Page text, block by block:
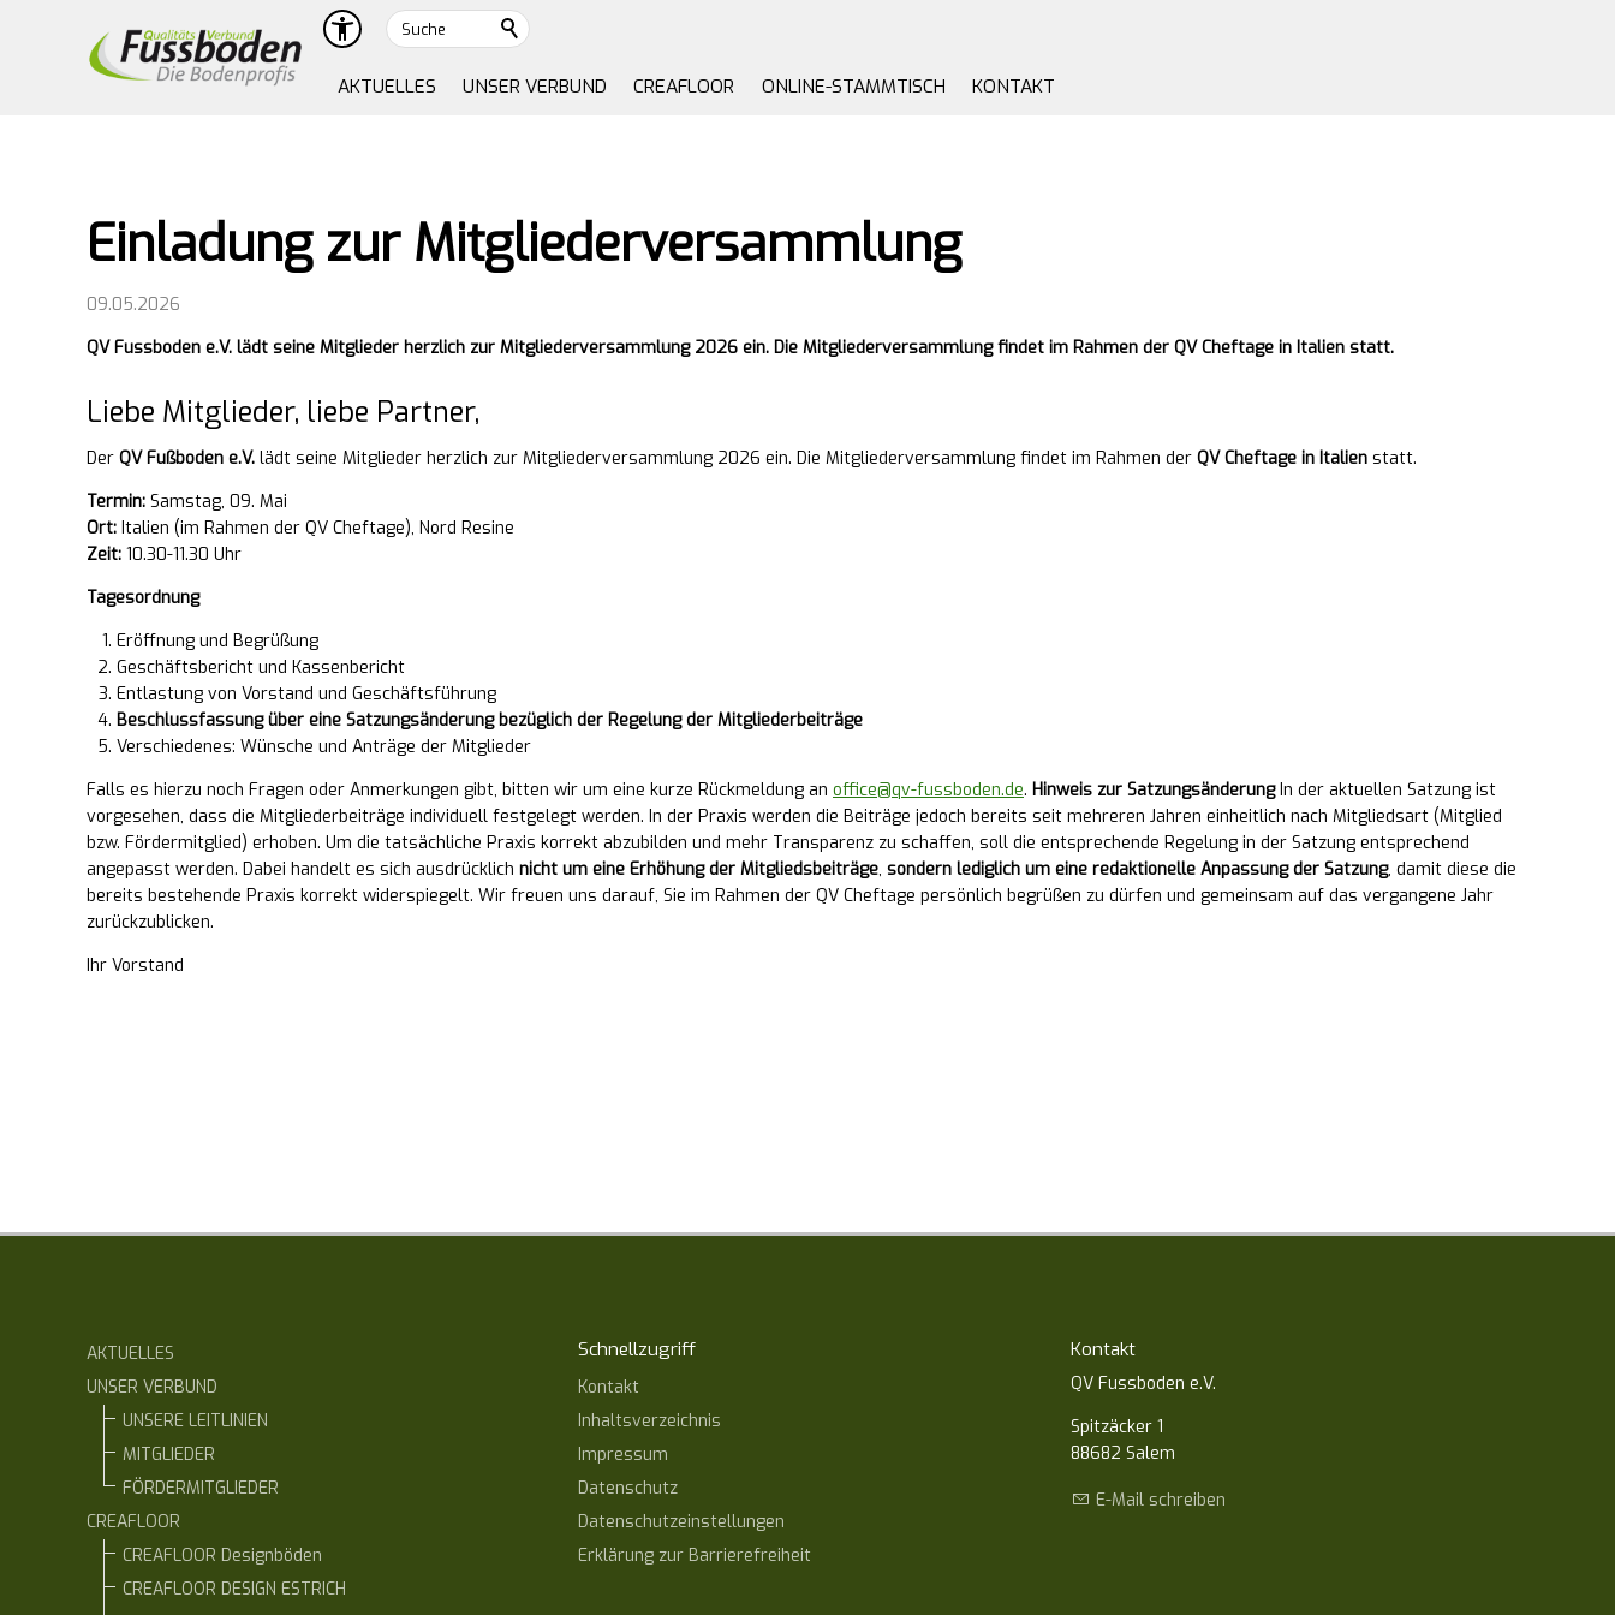
Suche
AKTUELLES UNSER VERBUND CREAFLOOR ONLINE-STAMMTISCH KONTAKT
Einladung zur Mitgliederversammlung
09.05.2026
QV Fussboden e.V. lädt seine Mitglieder herzlich zur Mitgliederversammlung 2026 ein. Die Mitgliederversammlung findet im Rahmen der QV Cheftage in Italien statt.
Liebe Mitglieder, liebe Partner,
Der QV Fußboden e.V. lädt seine Mitglieder herzlich zur Mitgliederversammlung 2026 ein. Die Mitgliederversammlung findet im Rahmen der QV Cheftage in Italien statt.
Termin: Samstag, 09. Mai
Ort: Italien (im Rahmen der QV Cheftage), Nord Resine
Zeit: 10.30-11.30 Uhr
Tagesordnung
Eröffnung und Begrüßung
Geschäftsbericht und Kassenbericht
Entlastung von Vorstand und Geschäftsführung
Beschlussfassung über eine Satzungsänderung bezüglich der Regelung der Mitgliederbeiträge
Verschiedenes: Wünsche und Anträge der Mitglieder
Falls es hierzu noch Fragen oder Anmerkungen gibt, bitten wir um eine kurze Rückmeldung an office@qv-fussboden.de. Hinweis zur SatzungsänderungIn der aktuellen Satzung ist
vorgesehen, dass die Mitgliederbeiträge individuell festgelegt werden. In der Praxis werden die Beiträge jedoch bereits seit mehreren Jahren einheitlich nach Mitgliedsart (Mitglied
bzw. Fördermitglied) erhoben. Um die tatsächliche Praxis korrekt abzubilden und mehr Transparenz zu schaffen, soll die entsprechende Regelung in der Satzung entsprechend
angepasst werden. Dabei handelt es sich ausdrücklich nicht um eine Erhöhung der Mitgliedsbeiträge, sondern lediglich um eine redaktionelle Anpassung der Satzung, damit diese die
bereits bestehende Praxis korrekt widerspiegelt. Wir freuen uns darauf, Sie im Rahmen der QV Cheftage persönlich begrüßen zu dürfen und gemeinsam auf das vergangene Jahr
zurückzublicken.
Ihr Vorstand
AKTUELLES
UNSER VERBUND
UNSERE LEITLINIEN
MITGLIEDER
FÖRDERMITGLIEDER
CREAFLOOR
CREAFLOOR Designböden
CREAFLOOR DESIGN ESTRICH
Schnellzugriff
Kontakt
Inhaltsverzeichnis
Impressum
Datenschutz
Datenschutzeinstellungen
Erklärung zur Barrierefreiheit
Kontakt
QV Fussboden e.V.
Spitzäcker 1
88682 Salem
E-Mail schreiben